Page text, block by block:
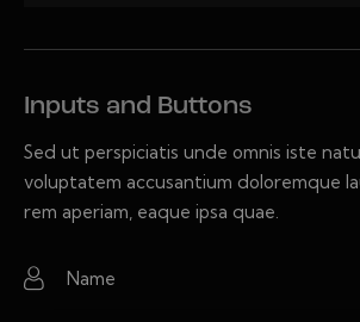
Inputs and Buttons
Sed ut perspiciatis unde omnis iste
voluptatem accusantium doloremque
rem aperiam, eaque ipsa quae.